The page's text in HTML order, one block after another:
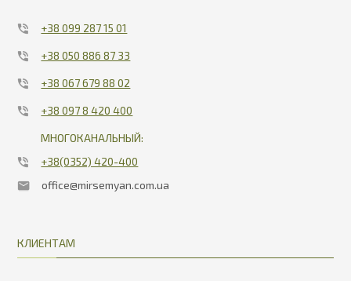
+38 099 287 15 01
+38 050 886 87 33
+38 067 679 88 02
+38 097 8 420 400
МНОГОКАНАЛЬНЫЙ:
+38(0352) 420-400
office@mirsemyan.com.ua
КЛИЕНТАМ